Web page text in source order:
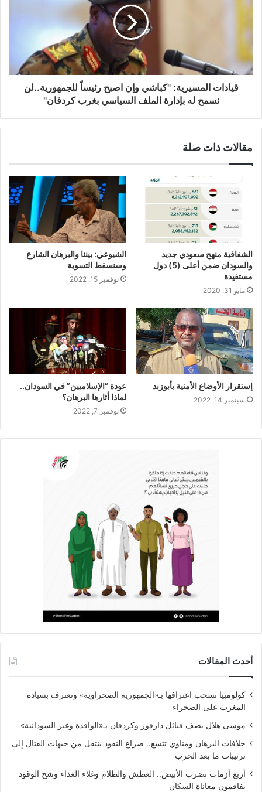
قيادات المسيرية: "كباشي وإن اصبح رئيساً للجمهورية..لن
نسمح له بإدارة الملف السياسي بغرب كردفان"
مقالات ذات صلة
الشفافية منهج سعودي جديد
والسودان ضمن أعلى (5) دول
مستفيدة
مايو 31, 2020
الشيوعي: بيننا والبرهان الشارع
وسنسقط التسوية
نوفمبر 15, 2022
إستقرار الأوضاع الأمنية بأبوزبد
سبتمبر 14, 2022
عودة “الإسلاميين” في السودان..
لماذا أثارها البرهان؟
نوفمبر 7, 2022
أحدث المقالات
كولومبيا تسحب اعترافها بـ«الجمهورية الصحراوية» وتعترف بسيادة
المغرب على الصحراء
موسى هلال يصف قبائل دارفور وكردفان بـ«الوافدة وغير السودانية»
خلافات البرهان ومناوي تتسع.. صراع النفوذ ينتقل من جبهات القتال إلى
ترتيبات ما بعد الحرب
أربع أزمات تضرب الأبيض.. العطش والظلام وغلاء الغذاء وشح الوقود
يفاقمون معاناة السكان